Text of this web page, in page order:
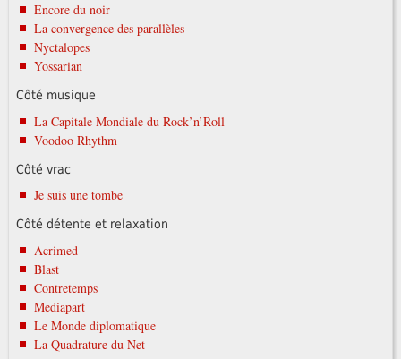
Encore du noir
La convergence des parallèles
Nyctalopes
Yossarian
Côté musique
La Capitale Mondiale du Rock’n’Roll
Voodoo Rhythm
Côté vrac
Je suis une tombe
Côté détente et relaxation
Acrimed
Blast
Contretemps
Mediapart
Le Monde diplomatique
La Quadrature du Net